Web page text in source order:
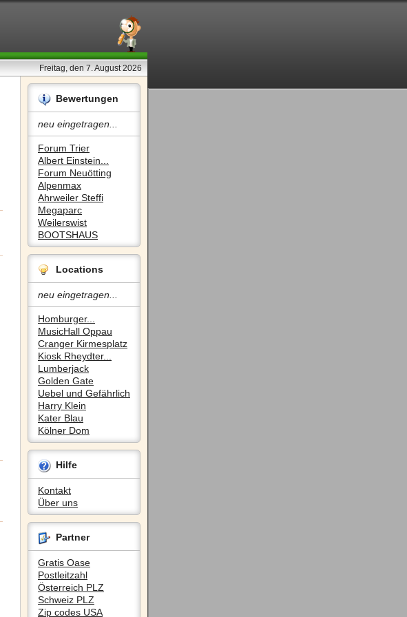
Freitag, den 7. August 2026
Bewertungen
neu eingetragen...
Forum Trier
Albert Einstein...
Forum Neuötting
Alpenmax
Ahrweiler Steffi
Megaparc
Weilerswist
BOOTSHAUS
Locations
neu eingetragen...
Homburger...
MusicHall Oppau
Cranger Kirmesplatz
Kiosk Rheydter...
Lumberjack
Golden Gate
Uebel und Gefährlich
Harry Klein
Kater Blau
Kölner Dom
Hilfe
Kontakt
Über uns
Partner
Gratis Oase
Postleitzahl
Österreich PLZ
Schweiz PLZ
Zip codes USA